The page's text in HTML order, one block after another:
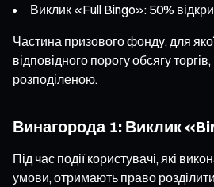
Виклик «Full Bingo»: 50%
Частина призового фонду, для
відповідного порогу обсягу
розподіленою.
Винагорода 1: Виклик
Під час події користувачі, які
умови, отримають право